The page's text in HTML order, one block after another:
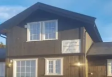
osv.
du